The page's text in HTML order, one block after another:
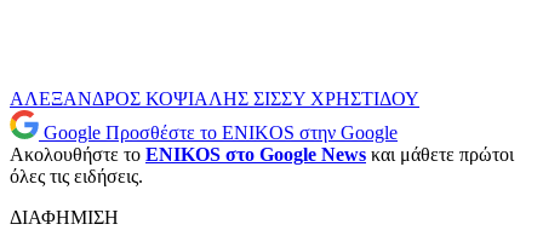
ΑΛΕΞΑΝΔΡΟΣ ΚΟΨΙΑΛΗΣ ΣΙΣΣΥ ΧΡΗΣΤΙΔΟΥ
Google Προσθέστε το ENIKOS στην Google
Ακολουθήστε το ENIKOS στο Google News και μάθετε πρώτοι
όλες τις ειδήσεις.
ΔΙΑΦΗΜΙΣΗ